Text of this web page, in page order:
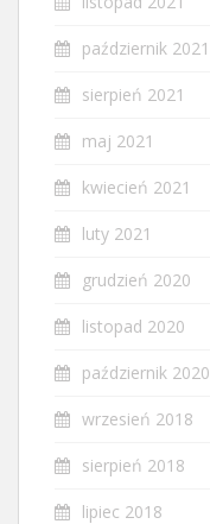
październik 2021
sierpień 2021
maj 2021
kwiecień 2021
luty 2021
grudzień 2020
listopad 2020
październik 2020
wrzesień 2018
sierpień 2018
lipiec 2018